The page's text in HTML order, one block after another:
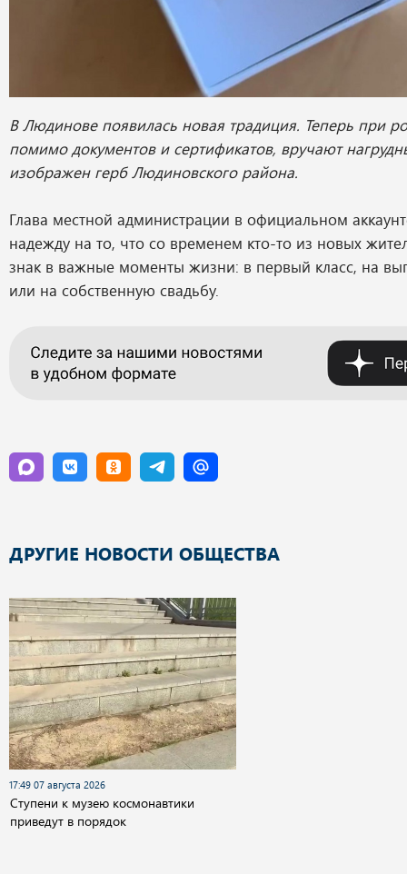
В Людинове появилась новая традиция. Теперь при
помимо документов и сертификатов, вручают
изображен герб Людиновского района.
Глава местной администрации в официальном
надежду на то, что со временем кто-то из новых
знак в важные моменты жизни: в первый класс, на
или на собственную свадьбу.
ДРУГИЕ НОВОСТИ ОБЩЕСТВА
17:49 07 августа 2026
Cтупени к музею космонавтики
приведут в порядок